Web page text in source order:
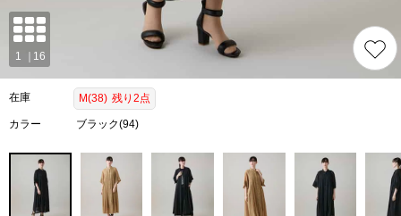
在庫 M(38) 残り2点
カラー ブラック(94)